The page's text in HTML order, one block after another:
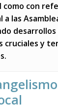
como con
a las
cruciales y